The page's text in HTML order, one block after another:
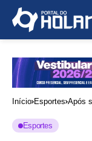
Início Esportes Após
Esportes